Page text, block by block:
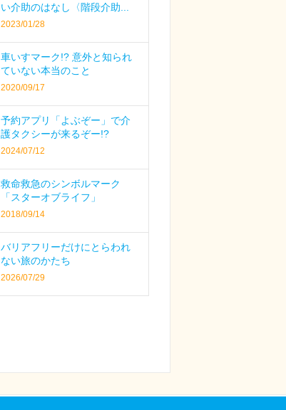
い介助のはなし〈階段介助...
2023/01/28
車いすマーク!? 意外と知られ
ていない本当のこと
2020/09/17
予約アプリ「よぶぞー」で介
護タクシーが来るぞー!?
2024/07/12
救命救急のシンボルマーク
「スターオブライフ」
2018/09/14
バリアフリーだけにとらわれ
ない旅のかたち
2026/07/29